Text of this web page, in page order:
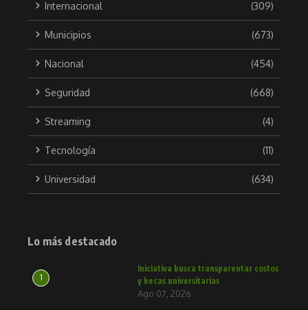
Internacional (309)
Municipios (673)
Nacional (454)
Seguridad (668)
Streaming (4)
Tecnología (11)
Universidad (634)
Lo más destacado
1
Iniciativa busca transparentar costos
y becas universitarias
Ago 07, 2026